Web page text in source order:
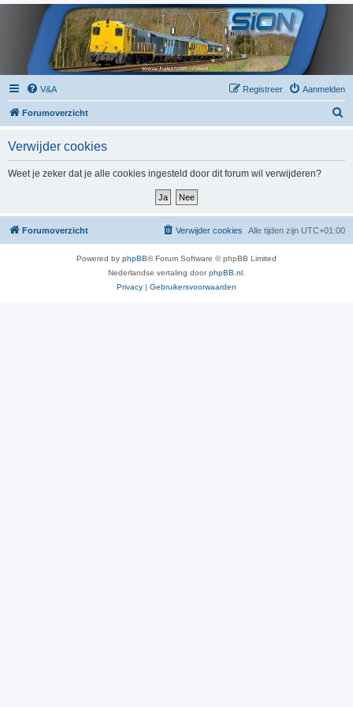
V&A Aanmelden
Registreer
Forumoverzicht
Verwijder cookies
Weet je zeker dat je alle cookies ingesteld door dit forum wil verwijderen?
Forumoverzicht Alle tijden zijn UTC+01:00
Verwijder cookies
Powered by phpBB® Forum Software © phpBB Limited
Nederlandse vertaling doorphpBB.nl
Privacy | Gebruikersvoorwaarden